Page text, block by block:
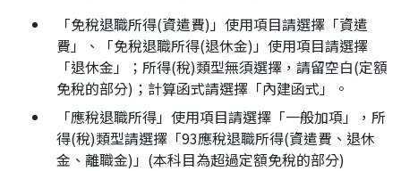
「免稅退職所得(資遣費)」使用項目請選擇「資遣
費」、「免稅退職所得(退休金)」使用項目請選擇
「退休金」；所得(稅)類型無須選擇，請留空白(定額
免稅的部分)；計算函式請選擇「內建函式」。
「應稅退職所得」使用項目請選擇「一般加項」，所
得(稅)類型請選擇「93應稅退職所得(資遣費、退休
金、離職金)」(本科目為超過定額免稅的部分)